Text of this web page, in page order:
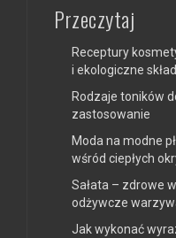
Przeczytaj
Receptury
i ekologiczne
Rodzaje toników
zastosowanie
Moda na modne
wśród ciepłych
Sałata – zdrowe
odżywcze
Jak wykonać